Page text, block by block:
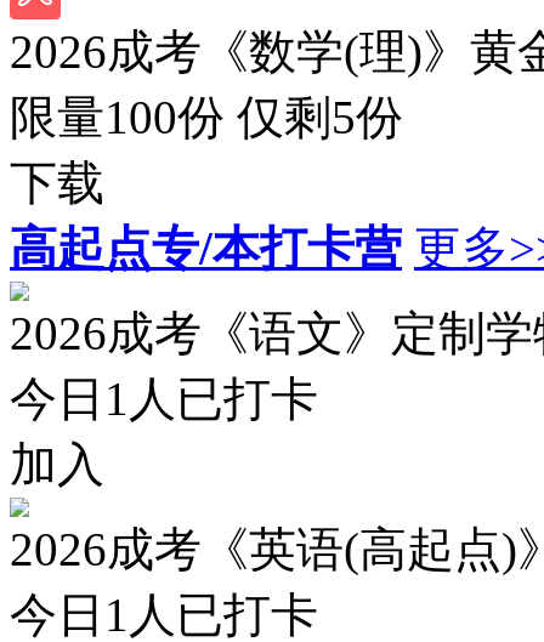
2026成考《数学(理)》黄
限量100份 仅剩 5份
下载
高起点专/本打卡营 更多
2026成考《语文》定制
今日 1 人已打卡
加入
2026成考《英语(高起点)
今日 1 人已打卡